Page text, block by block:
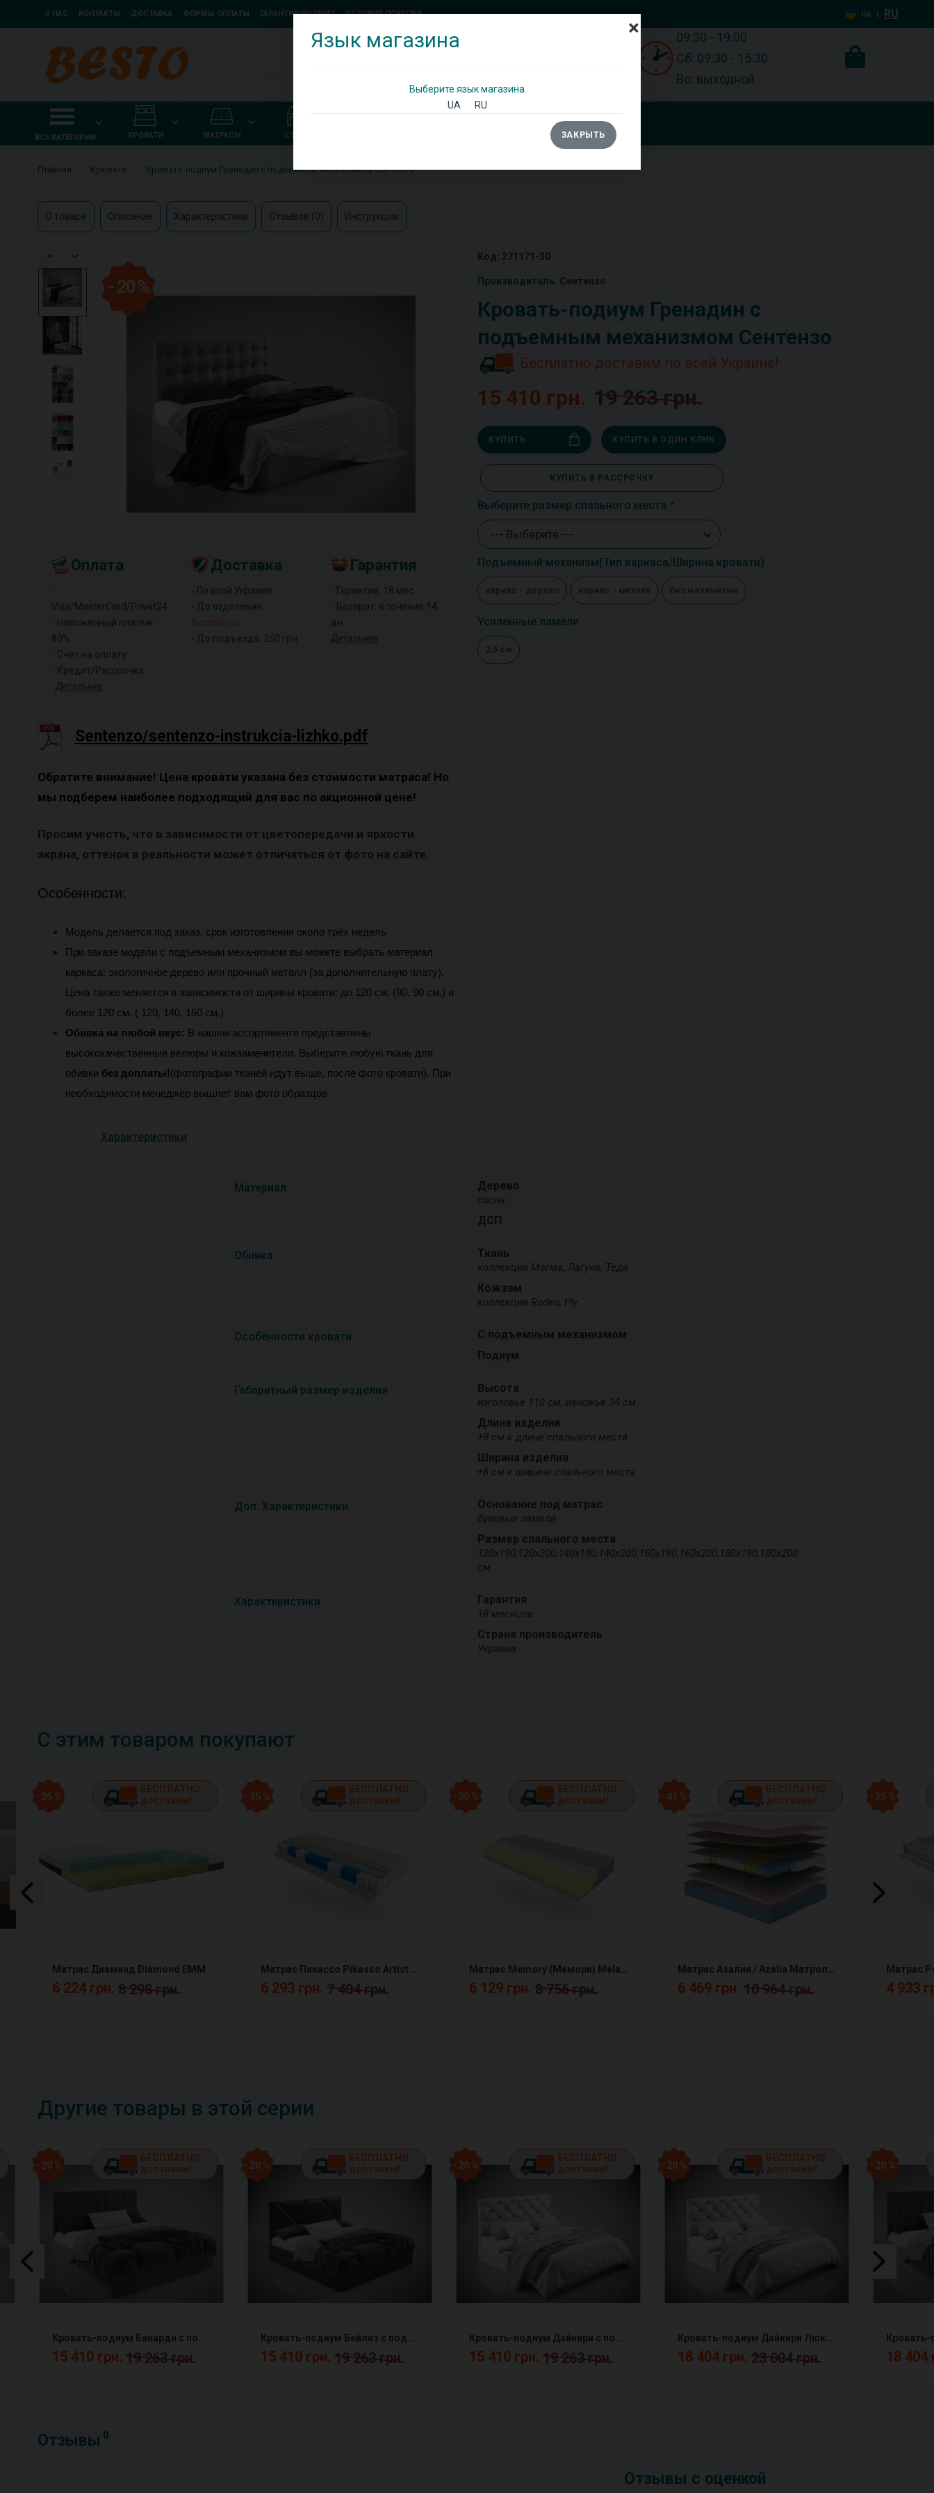
О НАС КОНТАКТЫ ДОСТАВКА ФОРМЫ ОПЛАТЫ ГАРАНТИЯ/ВОЗВРАТ УСЛОВИЯ ПОКУПКИ UA | RU
09:30 - 19.00
Сб: 09:30 - 15.30
Вс: выходной
ВСЕ КАТЕГОРИИ КРОВАТИ МАТРАСЫ СТОЛЫ ТУМБЫ/КОМОДЫ
Главная Кровати Кровать-подиум Гренадин с подъемным механизмом Сентензо
×
Язык магазина
Выберите язык магазина
UA
RU
ЗАКРЫТЬ
О товаре Описание Характеристики Отзывов (0) Инструкции
- 20 %
Оплата
-
Visa/MasterCard/Privat24
- Наложенный платеж -
80%
- Счет на оплату
- Кредит/Рассрочка
Детальнее
Доставка
- По всей Украине
- До отделения:
бесплатно
- До подъезда: 250 грн
Гарантия
- Гарантия: 18 мес
- Возврат: в течение 14
дн
Детальнее
Sentenzo/sentenzo-instrukcia-lizhko.pdf
Обратите внимание! Цена кровати указана без стоимости матраса! Но
мы подберем наиболее подходящий для вас по акционной цене!
Просим учесть, что в зависимости от цветопередачи и яркости
экрана, оттенок в реальности может отличаться от фото на сайте.
Особенности:
Модель делается под заказ, срок изготовления около трёх недель
При заказе модели с подъемным механизмом вы можете выбрать материал
каркаса: экологичное дерево или прочный металл (за дополнительную плату).
Цена также меняется в зависимости от ширины кровати: до 120 см. (80, 90 см.) и
более 120 см. ( 120, 140, 160 см.)
Обивка на любой вкус: В нашем ассортименте представлены
высококачественные велюры и кожзаменители. Выберите любую ткань для
обивки без доплаты!(фотографии тканей идут выше, после фото кровати). При
необходимости менеджер вышлет вам фото образцов
Код: 271171-30
Производитель: Сентензо
Кровать-подиум Гренадин с
подъемным механизмом Сентензо
Бесплатно доставим по всей Украине!
15 410 грн. 19 263 грн.
КУПИТЬ КУПИТЬ В ОДИН КЛИК
КУПИТЬ В РАССРОЧКУ
Выберите размер спального места
--- Выберите ---
Подъемный механизм(Тип каркаса/Ширина кровати)
каркас - дерево каркас - металл без механизма
Усиленные ламели
2,5 см
Характеристики
Материал Дерево
сосна
ДСП
Обивка Ткань
коллекция Магма, Лагуна, Теди
Кожзам
коллекции Rodeo, Fly
Особенности кровати
С подъемным механизмом
Подиум
Габаритный размер изделия Высота
изголовье 110 см, изножье 34 см
Длина изделия
+8 см к длине спального места
Ширина изделия
+8 см к ширине спального места
Доп. Характеристики Основание под матрас
буковые ламели
Размер спального места
120х190,120х200,140х190,140х200,160х190,160х200,180х190,180х200
см
Характеристики Гарантия
18 месяцев
Страна производитель
Украина
С этим товаром покупают
AF
- 25 %
БЕСПЛАТНО
доставим!
Матрас Диаманд Diamond ЕММ
6 224 грн. 8 298 грн.
- 15 %
БЕСПЛАТНО
доставим!
Матрас Пикассо Pikasso Artist ЕММ
6 293 грн. 7 404 грн.
- 30 %
БЕСПЛАТНО
доставим!
Матрас Memory (Мемори) Melange КММ
6 129 грн. 8 756 грн.
- 41 %
БЕСПЛАТНО
доставим!
Матрас Азалия / Azalia Матролюкс
6 469 грн. 10 964 грн.
- 25 %
4 933
Другие товары в этой серии
Сентензо
- 20 %
БЕСПЛАТНО
доставим!
Кровать-подиум Бакарди с подъемным механизмом Сентензо
15 410 грн. 19 263 грн.
- 20 %
БЕСПЛАТНО
доставим!
Кровать-подиум Бейлиз с подъемным механизмом Сентензо
15 410 грн. 19 263 грн.
- 20 %
БЕСПЛАТНО
доставим!
Кровать-подиум Дайкири с подъемным механизмом Сентензо
15 410 грн. 19 263 грн.
- 20 %
БЕСПЛАТНО
доставим!
Кровать-подиум Дайкири Люкс с подъемным механизмом Сентензо
18 404 грн. 23 004 грн.
- 20 %
18 404
Отзывы 0
Отзывы с оценкой